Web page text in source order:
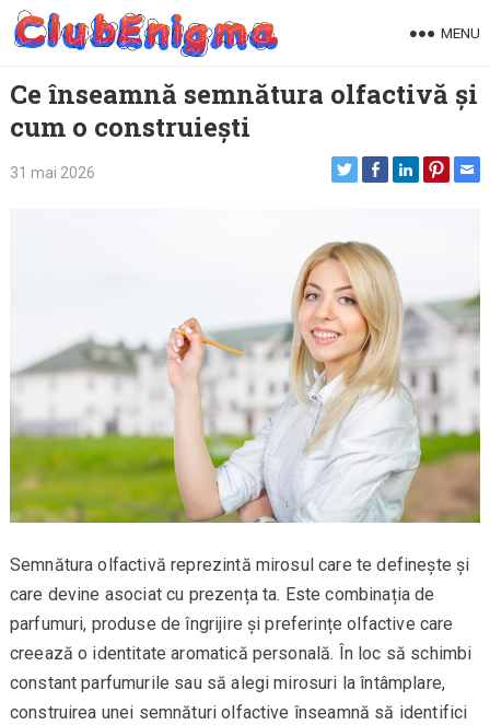
Skip
MENU
Ce înseamnă semnătura olfactivă și
cum o construiești
31 mai 2026
Semnătura olfactivă reprezintă mirosul care te definește și
care devine asociat cu prezența ta. Este combinația de
parfumuri, produse de îngrijire și preferințe olfactive care
creează o identitate aromatică personală. În loc să schimbi
constant parfumurile sau să alegi mirosuri la întâmplare,
construirea unei semnături olfactive înseamnă să identifici